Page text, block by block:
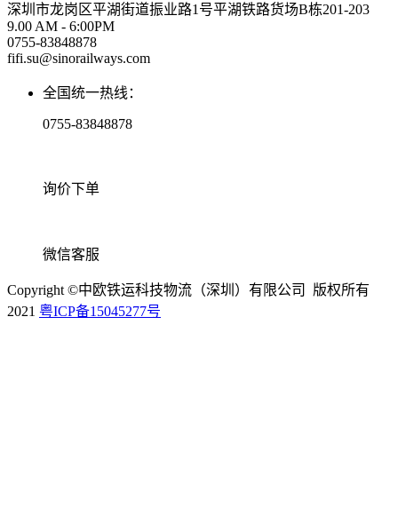
深圳市龙岗区平湖街道振业路1号平湖铁路货场B栋201-203
9.00 AM - 6:00PM
0755-83848878
fifi.su@sinorailways.com
全国统一热线：
0755-83848878
询价下单
微信客服
Copyright ©中欧铁运科技物流（深圳）有限公司 版权所有
2021 粤ICP备15045277号